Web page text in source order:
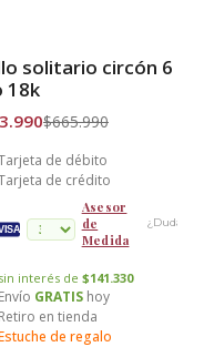
Gratis
solitario circón 6
18k
$665.990
de débito
de crédito
Asesor
de
Medida
¿Dudas?
sin interés de $141.330
Envío GRATIS hoy
Retiro en tienda
de regalo